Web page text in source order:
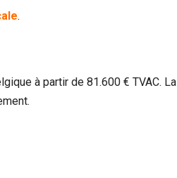
.
à partir de 81.600 € TVAC. La